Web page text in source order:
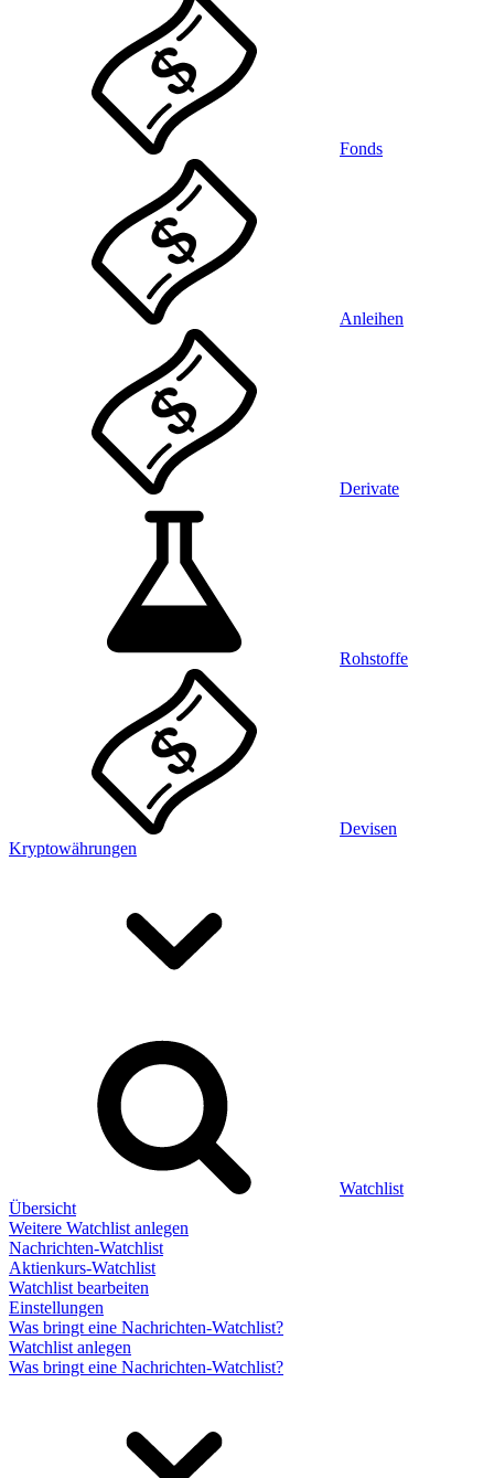
Fonds
Anleihen
Derivate
Rohstoffe
Devisen
Kryptowährungen
Watchlist
Übersicht
Weitere Watchlist anlegen
Nachrichten-Watchlist
Aktienkurs-Watchlist
Watchlist bearbeiten
Einstellungen
Was bringt eine Nachrichten-Watchlist?
Watchlist anlegen
Was bringt eine Nachrichten-Watchlist?